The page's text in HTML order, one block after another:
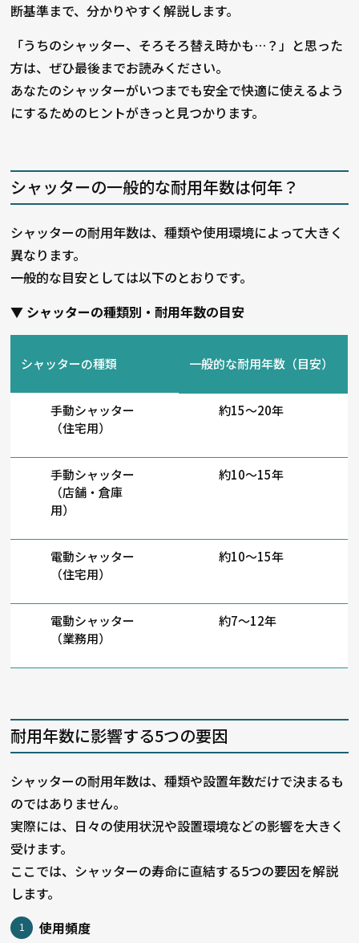
断基準まで、分かりやすく解説します。
「うちのシャッター、そろそろ替え時かも…？」と思った
方は、ぜひ最後までお読みください。
あなたのシャッターがいつまでも安全で快適に使えるよう
にするためのヒントがきっと見つかります。
シャッターの一般的な耐用年数は何年？
シャッターの耐用年数は、種類や使用環境によって大きく
異なります。
一般的な目安としては以下のとおりです。
▼ シャッターの種類別・耐用年数の目安
シャッターの種類 一般的な耐用年数（目安）
手動シャッター
（住宅用）
約15〜20年
手動シャッター
（店舗・倉庫
用）
約10〜15年
電動シャッター
（住宅用）
約10〜15年
電動シャッター
（業務用）
約7〜12年
耐用年数に影響する5つの要因
シャッターの耐用年数は、種類や設置年数だけで決まるも
のではありません。
実際には、日々の使用状況や設置環境などの影響を大きく
受けます。
ここでは、シャッターの寿命に直結する5つの要因を解説
します。
使用頻度